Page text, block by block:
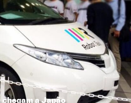
a Japão